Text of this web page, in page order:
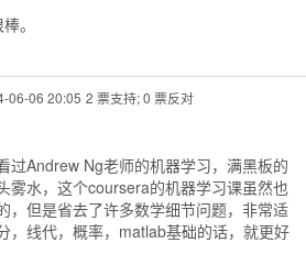
。
06-06 20:05 2 票支持; 0 票反对
过Andrew Ng老师的机器学习，满黑板的
雾水，这个coursera的机器学习课虽然也
，但是省去了许多数学细节问题，非常适
，线代，概率，matlab基础的话，就更好